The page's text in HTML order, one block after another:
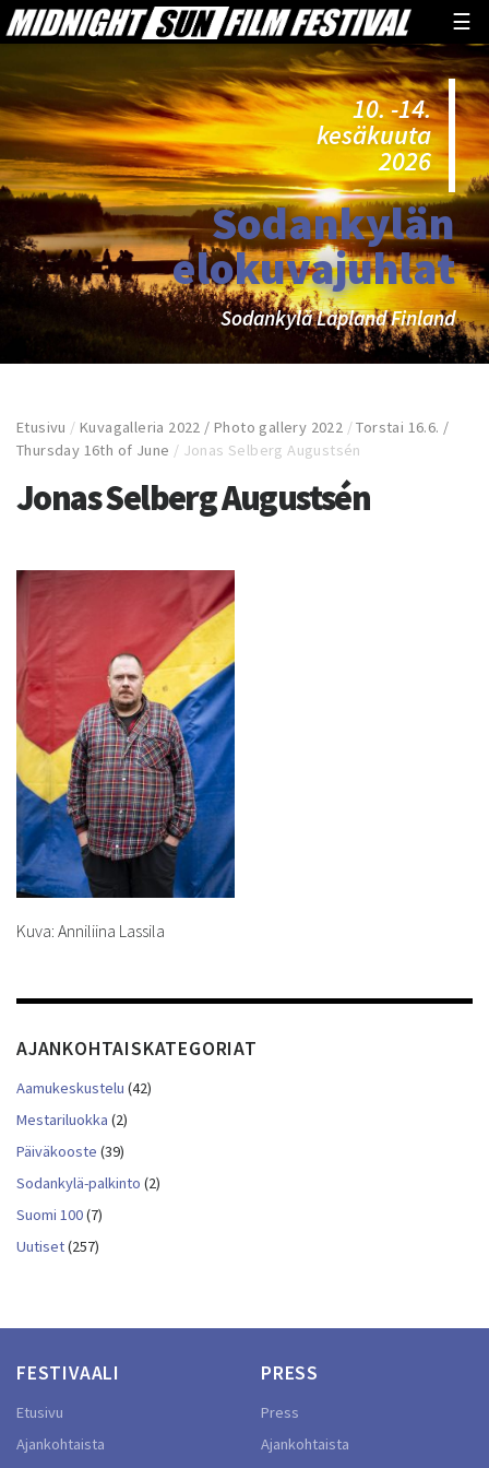
☰
10. -14.
kesäkuuta
2026
Sodankylän
elokuvajuhlat
Sodankylä Lapland Finland
Etusivu /Kuvagalleria 2022 / Photo gallery 2022 /Torstai 16.6. /
Thursday 16th of June / Jonas Selberg Augustsén
Jonas Selberg Augustsén
Kuva: Anniliina Lassila
AJANKOHTAISKATEGORIAT
Aamukeskustelu (42)
Mestariluokka (2)
Päiväkooste (39)
Sodankylä-palkinto (2)
Suomi 100(7)
Uutiset(257)
FESTIVAALI
Etusivu
Ajankohtaista
PRESS
Press
Ajankohtaista